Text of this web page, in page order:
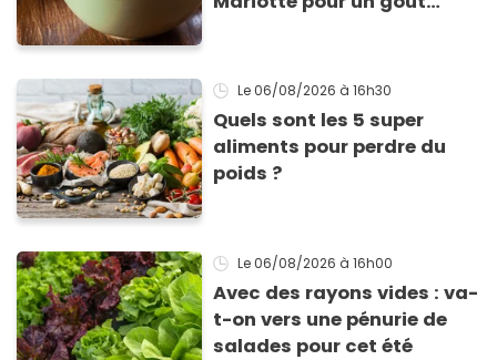
Le 06/08/2026 à 16h30
Quels sont les 5 super
aliments pour perdre du
poids ?
Le 06/08/2026 à 16h00
Avec des rayons vides : va-
t-on vers une pénurie de
salades pour cet été